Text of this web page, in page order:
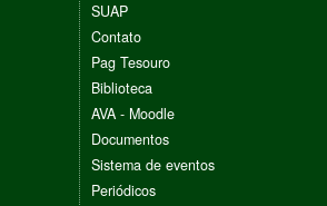
SUAP
Contato
Pag Tesouro
Biblioteca
AVA - Moodle
Documentos
Sistema de eventos
Periódicos